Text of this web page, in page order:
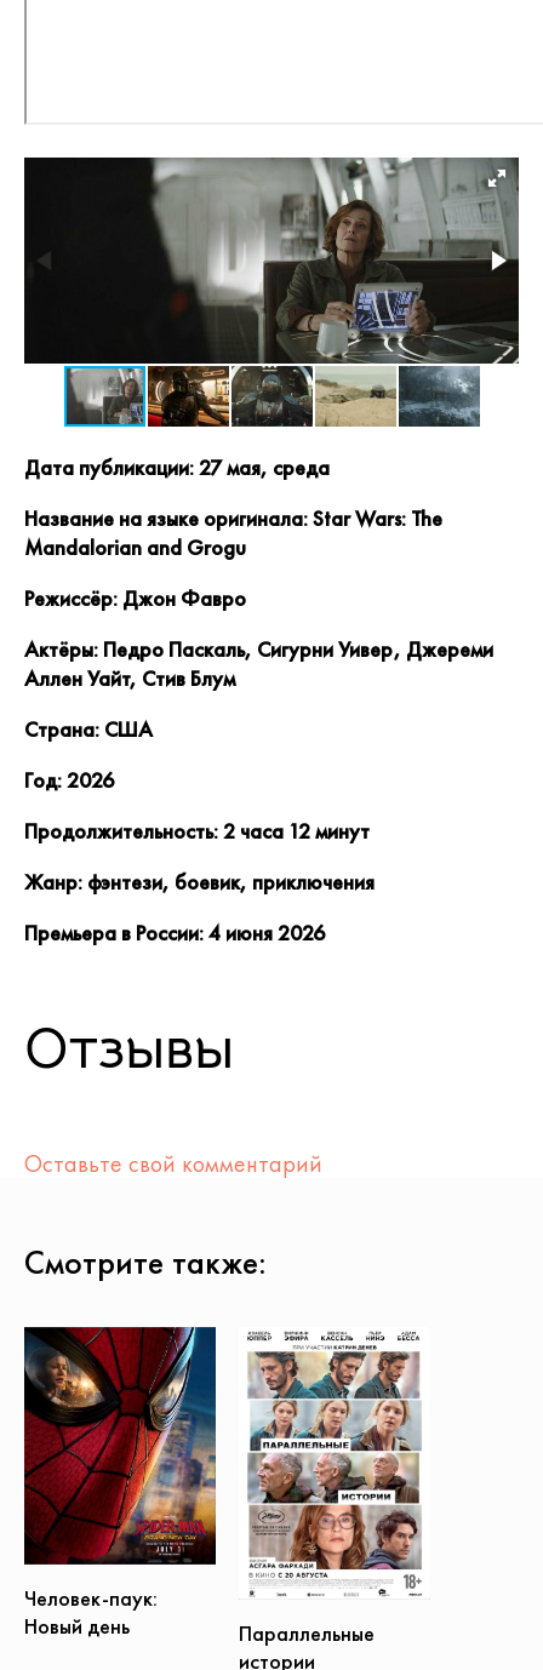
Дата публикации: 27 мая, среда
Название на языке оригинала: Star Wars: The
Mandalorian and Grogu
Режиссёр: Джон Фавро
Актёры: Педро Паскаль, Сигурни Уивер, Джереми
Аллен Уайт, Стив Блум
Страна: США
Год: 2026
Продолжительность: 2 часа 12 минут
Жанр: фэнтези, боевик, приключения
Премьера в России: 4 июня 2026
Отзывы
Оставьте свой комментарий
Смотрите также:
Человек-паук:
Новый день
Параллельные
истории